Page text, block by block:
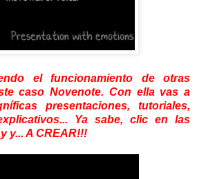
el funcionamiento de otras
caso Novenote. Con ella vas a
presentaciones, tutoriales,
Ya sabe, clic en las
y... A CREAR!!!